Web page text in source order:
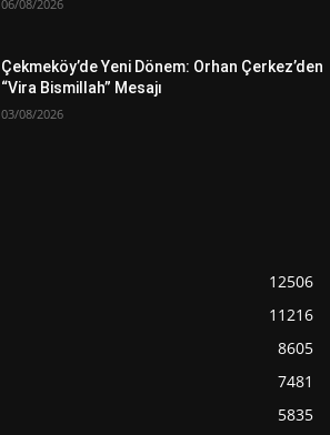
06/08/2026
Çekmeköy’de Yeni Dönem: Orhan Çerkez’den
“Vira Bismillah” Mesajı
03/08/2026
12506
11216
8605
7481
5835